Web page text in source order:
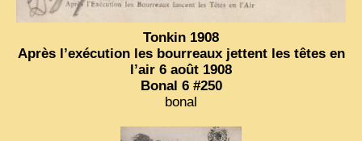
Tonkin 1908
Après l’exécution les bourreaux jettent les têtes en
l’air 6 août 1908
Bonal 6 #250
bonal